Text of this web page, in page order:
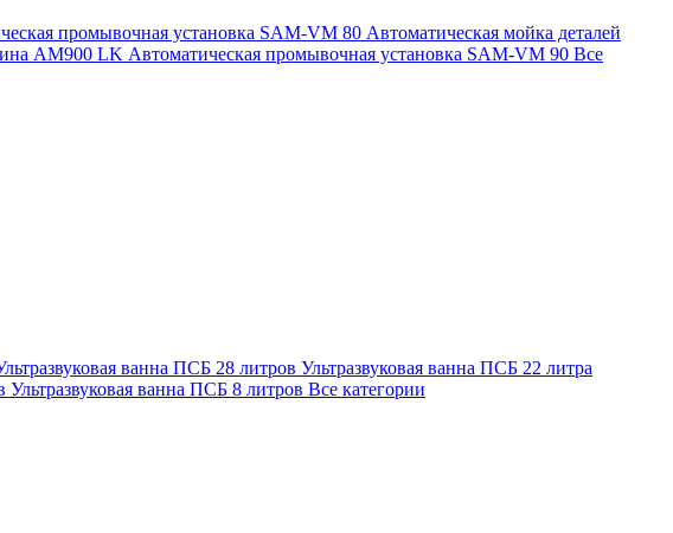
промывочная установка SAM-VM 80 Автоматическая мойка деталей
AM900 LK Автоматическая промывочная установка SAM-VM 90 Все
ванна ПСБ 28 литров Ультразвуковая ванна ПСБ 22 литра
Ультразвуковая ванна ПСБ 8 литров Все категории